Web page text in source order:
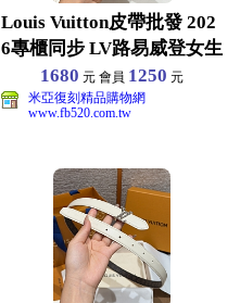
Louis Vuitton皮帶批發 202
6專櫃同步 LV路易威登女生
1680 元 會員 1250 元
米亞復刻精品購物網
www.fb520.com.tw